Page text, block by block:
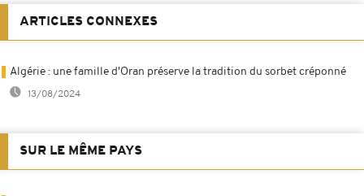
ARTICLES CONNEXES
Algérie : une famille d'Oran préserve la tradition du sorbet créponné
13/08/2024
SUR LE MÊME PAYS